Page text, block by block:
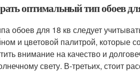
оптимальный тип обоев
обоев для 18 кв следует
и цветовой палитрой, которые
внимание на качество и
свету. В-третьих, стоит